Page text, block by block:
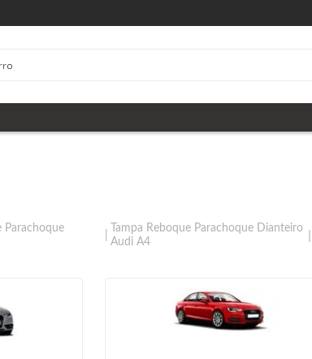
Parachoque
Tampa Reboque Parachoque Dianteiro
Audi A4